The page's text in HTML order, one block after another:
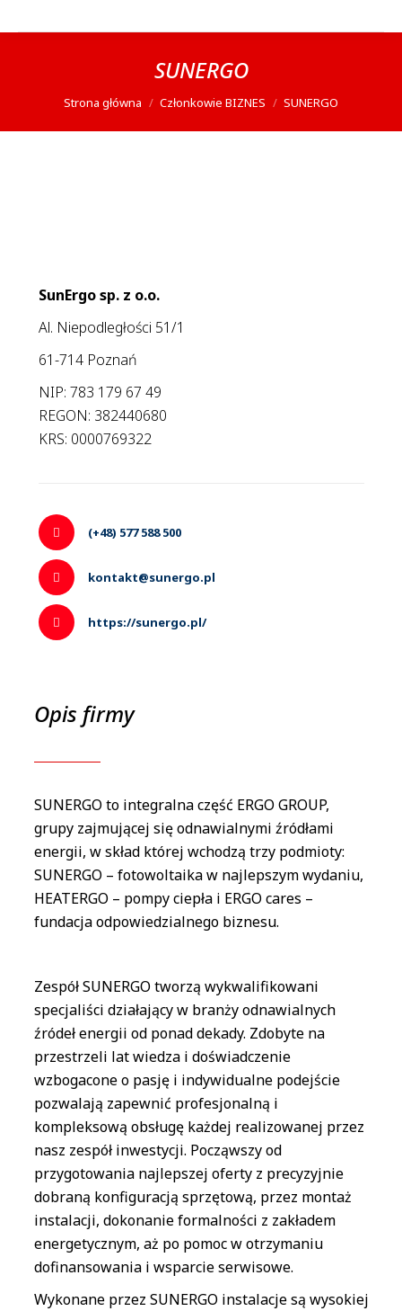
SUNERGO
Jesteś tutaj:
Strona główna Członkowie BIZNES SUNERGO
SunErgo sp. z o.o.
Al. Niepodległości 51/1
61-714 Poznań
NIP: 783 179 67 49
REGON: 382440680
KRS: 0000769322
(+48) 577 588 500
kontakt@sunergo.pl
https://sunergo.pl/
Opis firmy
SUNERGO to integralna część ERGO GROUP,
grupy zajmującej się odnawialnymi źródłami
energii, w skład której wchodzą trzy podmioty:
SUNERGO – fotowoltaika w najlepszym wydaniu,
HEATERGO – pompy ciepła i ERGO cares –
fundacja odpowiedzialnego biznesu.
Zespół SUNERGO tworzą wykwalifikowani
specjaliści działający w branży odnawialnych
źródeł energii od ponad dekady. Zdobyte na
przestrzeli lat wiedza i doświadczenie
wzbogacone o pasję i indywidualne podejście
pozwalają zapewnić profesjonalną i
kompleksową obsługę każdej realizowanej przez
nasz zespół inwestycji. Począwszy od
przygotowania najlepszej oferty z precyzyjnie
dobraną konfiguracją sprzętową, przez montaż
instalacji, dokonanie formalności z zakładem
energetycznym, aż po pomoc w otrzymaniu
dofinansowania i wsparcie serwisowe.
Wykonane przez SUNERGO instalacje są wysokiej